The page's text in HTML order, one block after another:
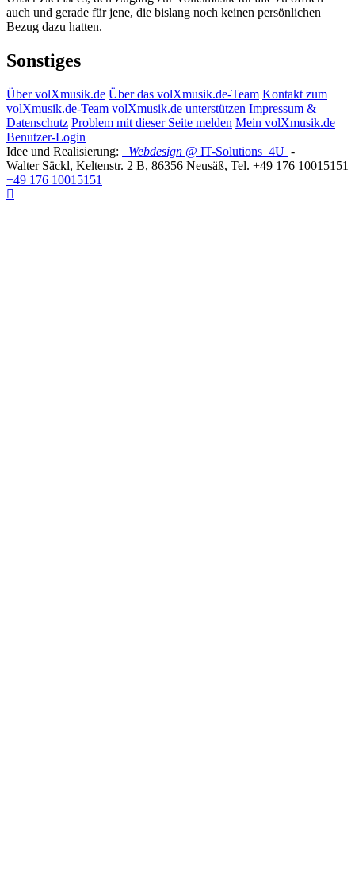
auch und gerade für jene, die bislang noch keinen persönlichen
Bezug dazu hatten.
Sonstiges
Über volXmusik.de Über das volXmusik.de-Team Kontakt zum
volXmusik.de-Team volXmusik.de unterstützen Impressum &
Datenschutz Problem mit dieser Seite melden Mein volXmusik.de
Benutzer-Login
Idee und Realisierung:
Webdesign @ IT-Solutions 4U -
Walter Säckl, Keltenstr. 2 B, 86356 Neusäß, Tel. +49 176 10015151
+49 176 10015151